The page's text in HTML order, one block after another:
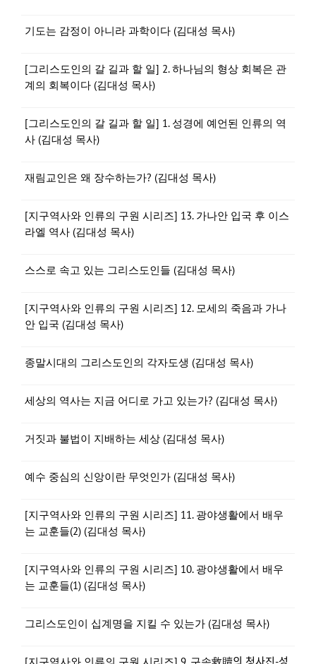
기도는 감정이 아니라 과학이다 (김대성 목사)
[그리스도인의 갈 길과 할 일] 2. 하나님의 형상 회복은 관
계의 회복이다 (김대성 목사)
[그리스도인의 갈 길과 할 일] 1. 성경에 예언된 인류의 역
사 (김대성 목사)
재림교인은 왜 장수하는가? (김대성 목사)
[지구역사와 인류의 구원 시리즈] 13. 가나안 입국 후 이스
라엘 역사 (김대성 목사)
스스로 속고 있는 그리스도인들 (김대성 목사)
[지구역사와 인류의 구원 시리즈] 12. 모세의 죽음과 가나
안 입국 (김대성 목사)
종말시대의 그리스도인의 각자도생 (김대성 목사)
세상의 역사는 지금 어디로 가고 있는가? (김대성 목사)
거짓과 불법이 지배하는 세상 (김대성 목사)
예수 중심의 신앙이란 무엇인가 (김대성 목사)
[지구역사와 인류의 구원 시리즈] 11. 광야생활에서 배우
는 교훈들(2) (김대성 목사)
[지구역사와 인류의 구원 시리즈] 10. 광야생활에서 배우
는 교훈들(1) (김대성 목사)
그리스도인이 십계명을 지킬 수 있는가 (김대성 목사)